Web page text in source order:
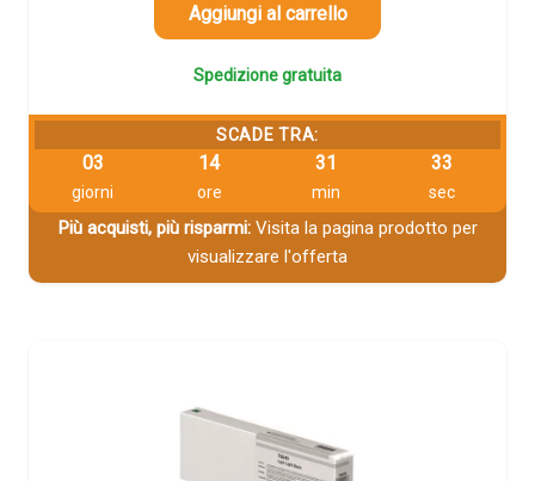
Aggiungi al carrello
Spedizione gratuita
SCADE TRA:
03
giorni
14
ore
31
min
32
sec
Più acquisti, più risparmi:Visita la pagina prodotto per
visualizzare l'offerta